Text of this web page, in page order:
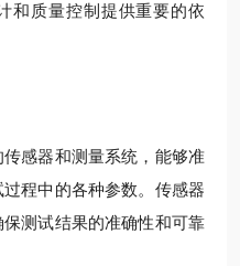
和质量控制提供重要的依
感器和测量系统，能够准
程中的各种参数。传感器
测试结果的准确性和可靠